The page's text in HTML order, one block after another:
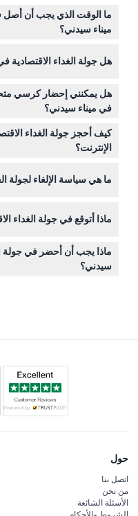
ما الوقت الذي يجب أن أصل
ميناء سيدني؟
هل جولة الغداء الاقتصادية
جالسين على الطاولة، ولا
صالحة بالصعود على متن
هل يمكنني إحضار كرسي
في ميناء سيدني؟
الجولة غير مهيأة لذوي
الطاقم مساعدة الركاب
كيف أحجز جولة الغداء
الإنترنت؟
بسهولة عبر هذا الموقع خلال
ما هي سياسة الإلغاء لجولة
من الجولة مع تطبيق رسوم
ماذا أتوقع في جولة الغداء
استمتع بجولة بحرية لمدة
بانورامية على معالم مثل دار
غداء بوفيه طازج مع بار
ماذا يجب أن أحضر في جولة
سيدني؟
حول
اتصل بنا
من نحن
الأسئلة الشائعة